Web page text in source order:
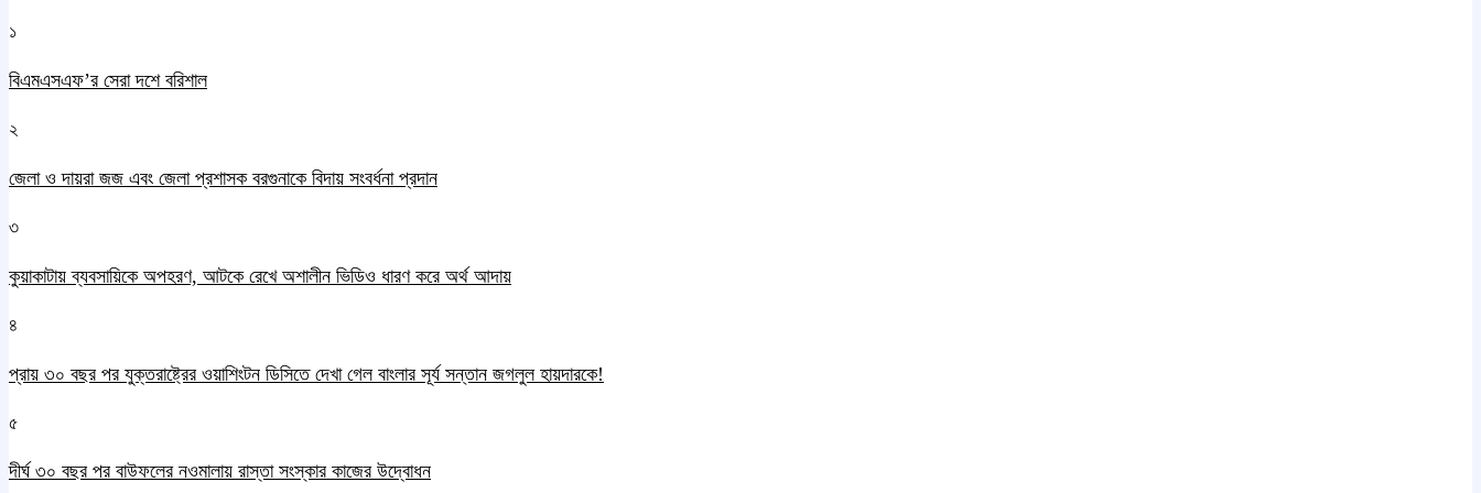
১
বিএমএসএফ’র সেরা দশে বরিশাল
২
জেলা ও দায়রা জজ এবং জেলা প্রশাসক বরগুনাকে বিদায় সংবর্ধনা প্রদান
৩
কুয়াকাটায় ব্যবসায়িকে অপহরণ, আটকে রেখে অশালীন ভিডিও ধারণ করে অর্থ আদায়
৪
প্রায় ৩০ বছর পর যুক্তরাষ্ট্রের ওয়াশিংটন ডিসিতে দেখা গেল বাংলার সূর্য সন্তান জগলুল হায়দারকে!
৫
দীর্ঘ ৩০ বছর পর বাউফলের নওমালায় রাস্তা সংস্কার কাজের উদ্বোধন